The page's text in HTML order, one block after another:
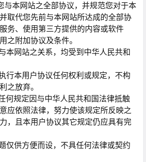
与本网站之全部协议，并规范您对于本
取代您先前与本网站所达成的全部协
务、使用第三方提供的内容或软件
之附加协议及条件。
本网站之关系，均受到中华人民共和
行本用户协议任何权利或规定，不构
之放弃。
何规定因与中华人民共和国法律抵触
应依照法律，努力使该规定所反映之
，且本用户协议其它规定仍应具有完
仅供方便而设，不具任何法律或契约